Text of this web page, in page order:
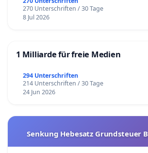
270 Unterschriften / 30 Tage
8 Jul 2026
1 Milliarde für freie Medien
294 Unterschriften
214 Unterschriften / 30 Tage
24 Jun 2026
Senkung Hebesatz Grundsteuer